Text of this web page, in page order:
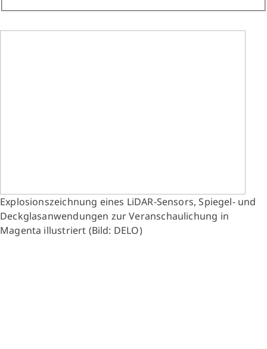
Explosionszeichnung eines LiDAR-Sensors, Spiegel- und
Deckglasanwendungen zur Veranschaulichung in
Magenta illustriert (Bild: DELO)